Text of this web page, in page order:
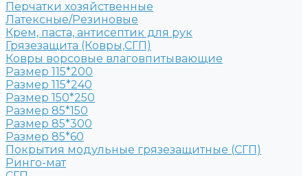
Перчатки хозяйственные
Латексные/Резиновые
Крем, паста, антисептик для рук
Грязезащита (Ковры,СГП)
Ковры ворсовые влаговпитывающие
Размер 115*200
Размер 115*240
Размер 150*250
Размер 85*150
Размер 85*300
Размер 85*60
Покрытия модульные грязезащитные (СГП)
Ринго-мат